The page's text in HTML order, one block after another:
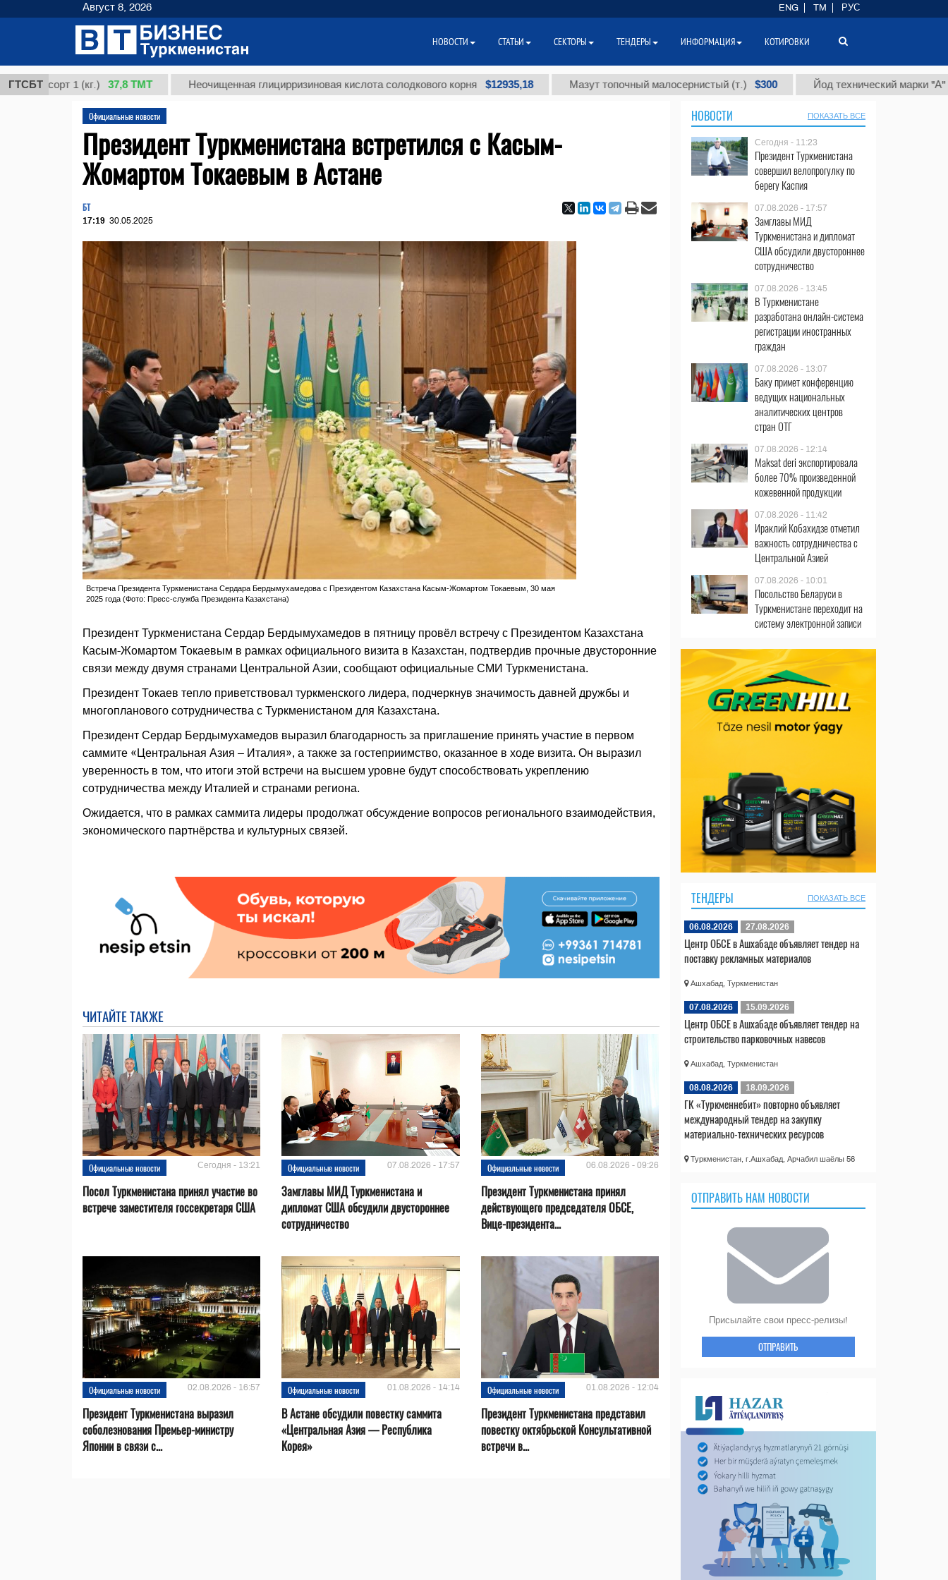
ГТСБТ
сорт 1 (кг.) 37,8 ТМТ Неочищенная глицирризиновая кислота солодкового корня $12935,18 Мазут топочный малосернистый (т.) $300 Йод технический марки "А" (т.)
Официальные новости
Президент Туркменистана встретился с Касым-
Жомартом Токаевым в Астане
БТ
17:19 30.05.2025
Встреча Президента Туркменистана Сердара Бердымухамедова с Президентом Казахстана Касым-Жомартом Токаевым, 30 мая
2025 года (Фото: Пресс-служба Президента Казахстана)
Президент Туркменистана Сердар Бердымухамедов в пятницу провёл встречу с Президентом Казахстана
Касым-Жомартом Токаевым в рамках официального визита в Казахстан, подтвердив прочные двусторонние
связи между двумя странами Центральной Азии, сообщают официальные СМИ Туркменистана.
Президент Токаев тепло приветствовал туркменского лидера, подчеркнув значимость давней дружбы и
многопланового сотрудничества с Туркменистаном для Казахстана.
Президент Сердар Бердымухамедов выразил благодарность за приглашение принять участие в первом
саммите «Центральная Азия – Италия», а также за гостеприимство, оказанное в ходе визита. Он выразил
уверенность в том, что итоги этой встречи на высшем уровне будут способствовать укреплению
сотрудничества между Италией и странами региона.
Ожидается, что в рамках саммита лидеры продолжат обсуждение вопросов регионального взаимодействия,
экономического партнёрства и культурных связей.
ЧИТАЙТЕ ТАКЖЕ
Официальные новости Сегодня - 13:21
Посол Туркменистана принял участие во
встрече заместителя госсекретаря США
Официальные новости 07.08.2026 - 17:57
Замглавы МИД Туркменистана и
дипломат США обсудили двустороннее
сотрудничество
Официальные новости 06.08.2026 - 09:26
Президент Туркменистана принял
действующего председателя ОБСЕ,
Вице-президента...
Официальные новости 02.08.2026 - 16:57
Президент Туркменистана выразил
соболезнования Премьер-министру
Японии в связи с...
Официальные новости 01.08.2026 - 14:14
В Астане обсудили повестку саммита
«Центральная Азия — Республика
Корея»
Официальные новости 01.08.2026 - 12:04
Президент Туркменистана представил
повестку октябрьской Консультативной
встречи в...
НОВОСТИ ПОКАЗАТЬ ВСЕ
Сегодня - 11:23
Президент Туркменистана
совершил велопрогулку по
берегу Каспия
07.08.2026 - 17:57
Замглавы МИД
Туркменистана и дипломат
США обсудили двустороннее
сотрудничество
07.08.2026 - 13:45
В Туркменистане
разработана онлайн-система
регистрации иностранных
граждан
07.08.2026 - 13:07
Баку примет конференцию
ведущих национальных
аналитических центров
стран ОТГ
07.08.2026 - 12:14
Maksat deri экспортировала
более 70% произведенной
кожевенной продукции
07.08.2026 - 11:42
Ираклий Кобахидзе отметил
важность сотрудничества с
Центральной Азией
07.08.2026 - 10:01
Посольство Беларуси в
Туркменистане переходит на
систему электронной записи
ТЕНДЕРЫ ПОКАЗАТЬ ВСЕ
06.08.2026 27.08.2026
Центр ОБСЕ в Ашхабаде объявляет тендер на
поставку рекламных материалов
Ашхабад, Туркменистан
07.08.2026 15.09.2026
Центр ОБСЕ в Ашхабаде объявляет тендер на
строительство парковочных навесов
Ашхабад, Туркменистан
08.08.2026 18.09.2026
ГК «Туркменнебит» повторно объявляет
международный тендер на закупку
материально-технических ресурсов
Туркменистан, г.Ашхабад, Арчабил шаёлы 56
ОТПРАВИТЬ НАМ НОВОСТИ
Присылайте свои пресс-релизы!
ОТПРАВИТЬ
Август 8, 2026 ENG TM РУС
НОВОСТИ СТАТЬИ СЕКТОРЫ ТЕНДЕРЫ ИНФОРМАЦИЯ КОТИРОВКИ